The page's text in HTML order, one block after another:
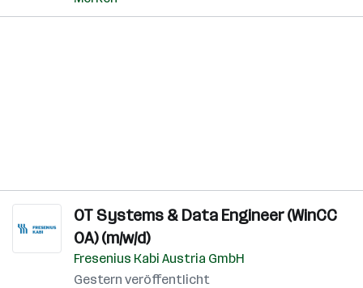
OT Systems & Data Engineer (WinCC
OA) (m/w/d)
Fresenius Kabi Austria GmbH
Gestern veröffentlicht